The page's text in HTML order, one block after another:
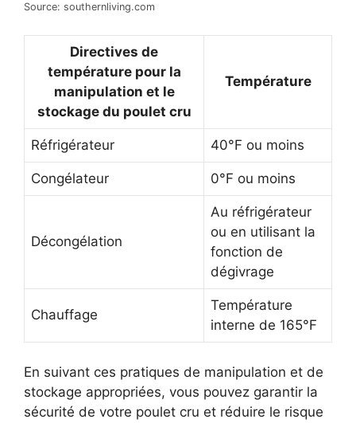
Source: southernliving.com
Directives de
température pour la
manipulation et le
stockage du poulet cru
Température
Réfrigérateur 40°F ou moins
Congélateur 0°F ou moins
Décongélation
Au réfrigérateur
ou en utilisant la
fonction de
dégivrage
Chauffage
Température
interne de 165°F
En suivant ces pratiques de manipulation et de
stockage appropriées, vous pouvez garantir la
sécurité de votre poulet cru et réduire le risque